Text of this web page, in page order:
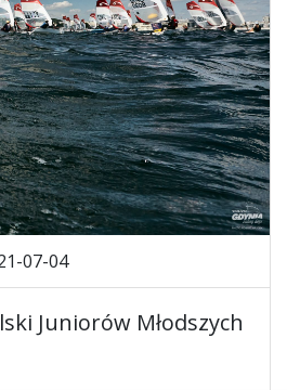
07-04
Juniorów Młodszych